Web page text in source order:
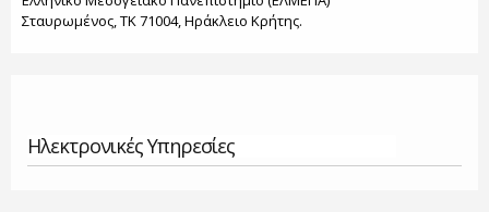
Σταυρωμένος, ΤΚ 71004, Ηράκλειο Κρήτης.
Ηλεκτρονικές Υπηρεσίες